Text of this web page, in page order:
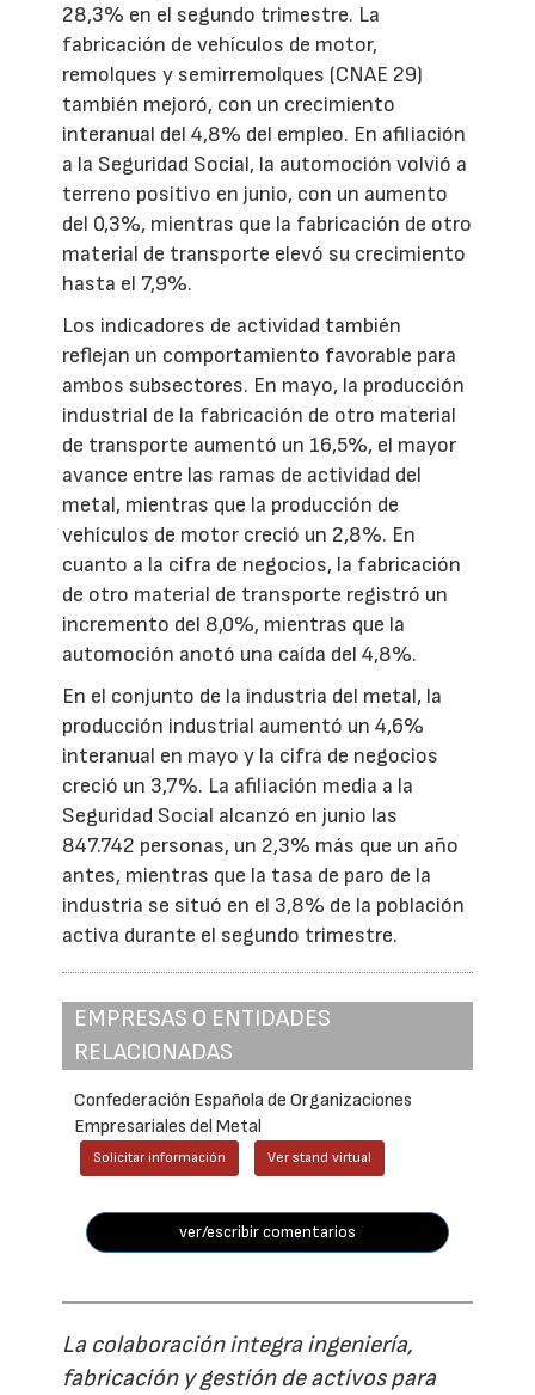
28,3% en el segundo trimestre. La
fabricación de vehículos de motor,
remolques y semirremolques (CNAE 29)
también mejoró, con un crecimiento
interanual del 4,8% del empleo. En afiliación
a la Seguridad Social, la automoción volvió a
terreno positivo en junio, con un aumento
del 0,3%, mientras que la fabricación de otro
material de transporte elevó su crecimiento
hasta el 7,9%.
Los indicadores de actividad también
reflejan un comportamiento favorable para
ambos subsectores. En mayo, la producción
industrial de la fabricación de otro material
de transporte aumentó un 16,5%, el mayor
avance entre las ramas de actividad del
metal, mientras que la producción de
vehículos de motor creció un 2,8%. En
cuanto a la cifra de negocios, la fabricación
de otro material de transporte registró un
incremento del 8,0%, mientras que la
automoción anotó una caída del 4,8%.
En el conjunto de la industria del metal, la
producción industrial aumentó un 4,6%
interanual en mayo y la cifra de negocios
creció un 3,7%. La afiliación media a la
Seguridad Social alcanzó en junio las
847.742 personas, un 2,3% más que un año
antes, mientras que la tasa de paro de la
industria se situó en el 3,8% de la población
activa durante el segundo trimestre.
EMPRESAS O ENTIDADES
RELACIONADAS
Confederación Española de Organizaciones
Empresariales del Metal
Solicitar información Ver stand virtual
ver/escribir comentarios
La colaboración integra ingeniería,
fabricación y gestión de activos para